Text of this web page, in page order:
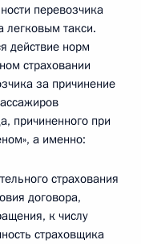
перевозчика
легковым такси.
действие норм
страховании
за причинение
причиненного при
а именно:
страхования
договора,
к числу
страховщика